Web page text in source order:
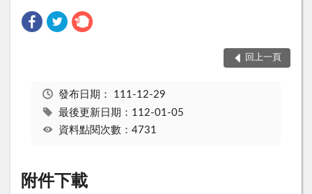
回上一頁
發布日期： 111-12-29
最後更新日期：112-01-05
資料點閱次數：4731
附件下載